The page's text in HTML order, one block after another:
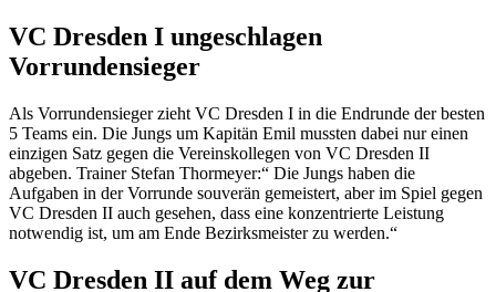
VC Dresden I ungeschlagen
Vorrundensieger
Als Vorrundensieger zieht VC Dresden I in die Endrunde der besten
5 Teams ein. Die Jungs um Kapitän Emil mussten dabei nur einen
einzigen Satz gegen die Vereinskollegen von VC Dresden II
abgeben. Trainer Stefan Thormeyer:“ Die Jungs haben die
Aufgaben in der Vorrunde souverän gemeistert, aber im Spiel gegen
VC Dresden II auch gesehen, dass eine konzentrierte Leistung
notwendig ist, um am Ende Bezirksmeister zu werden.“
VC Dresden II auf dem Weg zur